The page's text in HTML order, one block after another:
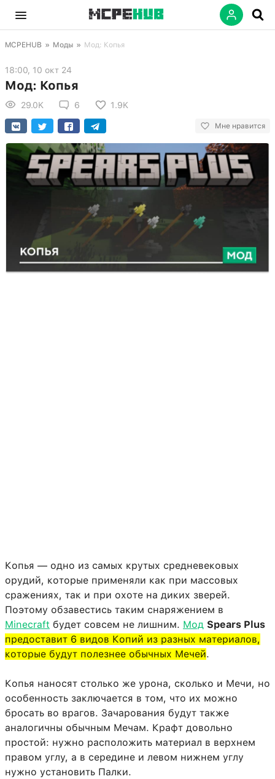
MCPEHUB » Моды » Мод: Копья
18:00, 10 окт 24
Мод: Копья
29.0K 6 1.9K
Мне нравится
Копья — одно из самых крутых средневековых
орудий, которые применяли как при массовых
сражениях, так и при охоте на диких зверей.
Поэтому обзавестись таким снаряжением в
Minecraft будет совсем не лишним. Мод Spears Plus
предоставит 6 видов Копий из разных материалов,
которые будут полезнее обычных Мечей.
Копья наносят столько же урона, сколько и Мечи, но
особенность заключается в том, что их можно
бросать во врагов. Зачарования будут также
аналогичны обычным Мечам. Крафт довольно
простой: нужно расположить материал в верхнем
правом углу, а в середине и левом нижнем углу
нужно установить Палки.